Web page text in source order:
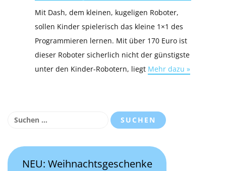
Mit Dash, dem kleinen, kugeligen Roboter,
sollen Kinder spielerisch das kleine 1×1 des
Programmieren lernen. Mit über 170 Euro ist
dieser Roboter sicherlich nicht der günstigste
unter den Kinder-Robotern, liegt Mehr dazu »
Suchen
NEU: Weihnachtsgeschenke